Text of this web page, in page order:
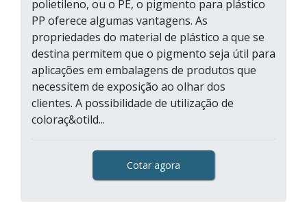
polietileno, ou o PE, o pigmento para plástico
PP oferece algumas vantagens. As
propriedades do material de plástico a que se
destina permitem que o pigmento seja útil para
aplicações em embalagens de produtos que
necessitem de exposição ao olhar dos
clientes. A possibilidade de utilização de
coloraç&otild...
Cotar agora